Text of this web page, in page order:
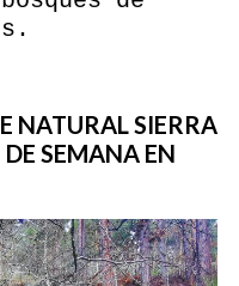
NATURAL SIERRA
SEMANA EN